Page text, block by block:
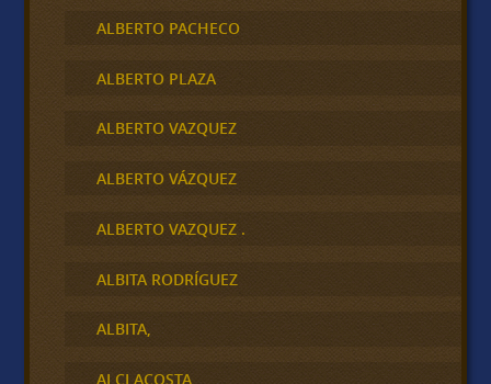
ALBERTO PACHECO
ALBERTO PLAZA
ALBERTO VAZQUEZ
ALBERTO VÁZQUEZ
ALBERTO VAZQUEZ .
ALBITA RODRÍGUEZ
ALBITA,
ALCI ACOSTA